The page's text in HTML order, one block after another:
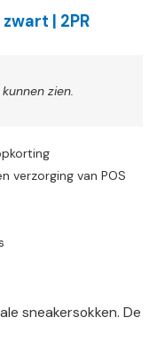
| 2PR
zien.
verzorging van POS
sneakersokken. De